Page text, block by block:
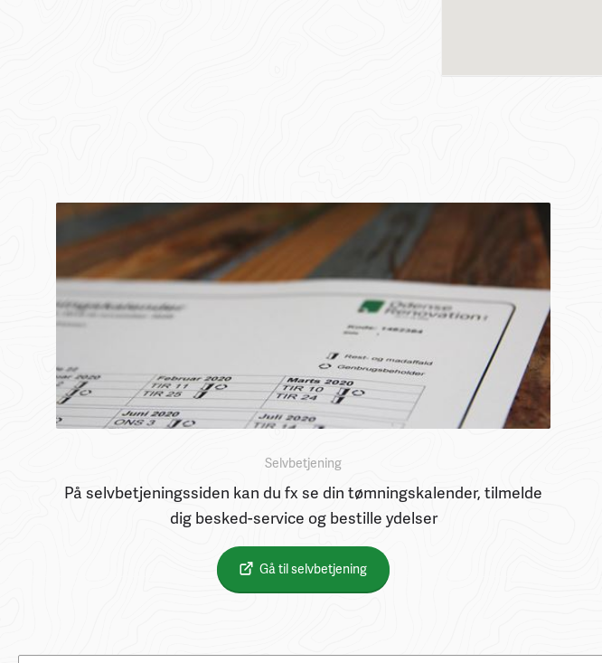
Selvbetjening
På selvbetjeningssiden kan du fx se din tømningskalender, tilmelde
dig besked-service og bestille ydelser
Gå til selvbetjening